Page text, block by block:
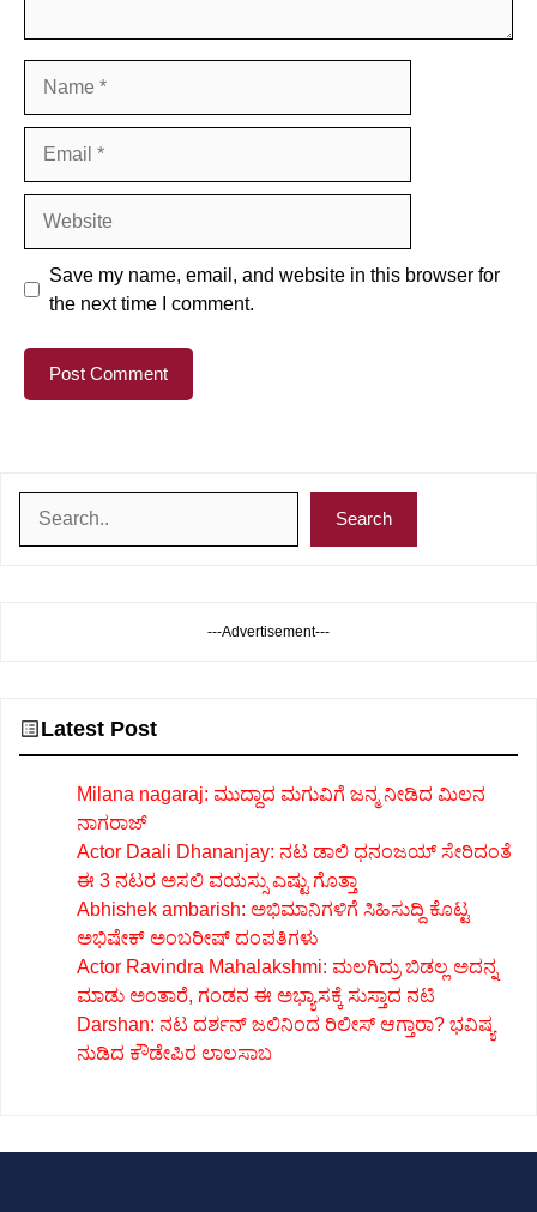
Save my name, email, and website in this browser for
the next time I comment.
Search
---Advertisement---
Latest Post
Milana nagaraj: ಮುದ್ದಾದ ಮಗುವಿಗೆ ಜನ್ಮ ನೀಡಿದ ಮಿಲನ
ನಾಗರಾಜ್
Actor Daali Dhananjay: ನಟ ಡಾಲಿ ಧನಂಜಯ್ ಸೇರಿದಂತೆ
ಈ 3 ನಟರ ಅಸಲಿ ವಯಸ್ಸು ಎಷ್ಟು ಗೊತ್ತಾ
Abhishek ambarish: ಅಭಿಮಾನಿಗಳಿಗೆ ಸಿಹಿಸುದ್ದಿ ಕೊಟ್ಟ
ಅಭಿಷೇಕ್ ಅಂಬರೀಷ್ ದಂಪತಿಗಳು
Actor Ravindra Mahalakshmi: ಮಲಗಿದ್ರು ಬಿಡಲ್ಲ ಅದನ್ನ
ಮಾಡು ಅಂತಾರೆ, ಗಂಡನ ಈ ಅಭ್ಯಾಸಕ್ಕೆ ಸುಸ್ತಾದ ನಟಿ
Darshan: ನಟ ದರ್ಶನ್ ಜಲಿನಿಂದ ರಿಲೀಸ್ ಆಗ್ತಾರಾ? ಭವಿಷ್ಯ
ನುಡಿದ ಕೌಡೇಪಿರ ಲಾಲಸಾಬ